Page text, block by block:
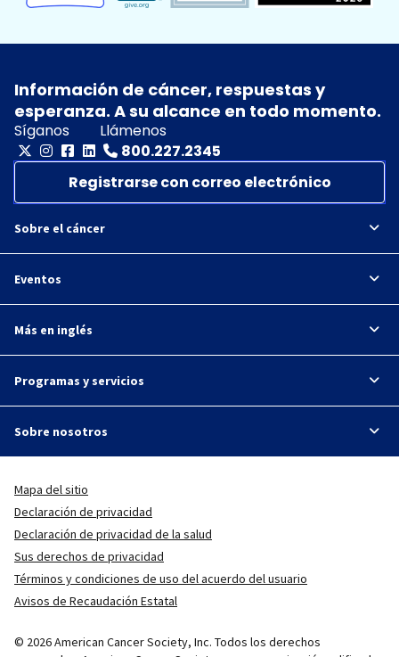
Información de cáncer, respuestas y
esperanza. A su alcance en todo momento.
Síganos
Llámenos
800.227.2345
Registrarse con correo electrónico
Sobre el cáncer
Eventos
Más en inglés
Programas y servicios
Sobre nosotros
Mapa del sitio
Declaración de privacidad
Declaración de privacidad de la salud
Sus derechos de privacidad
Términos y condiciones de uso del acuerdo del usuario
Avisos de Recaudación Estatal
© 2026 American Cancer Society, Inc. Todos los derechos